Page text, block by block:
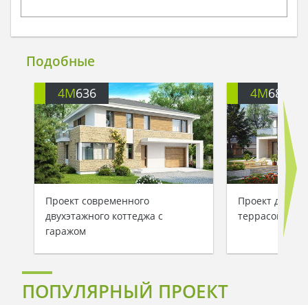
Подобные
4M636
Проект современного
двухэтажного коттеджа с
гаражом
4M684A
Проект дома
террасой и
ПОПУЛЯРНЫЙ ПРОЕКТ